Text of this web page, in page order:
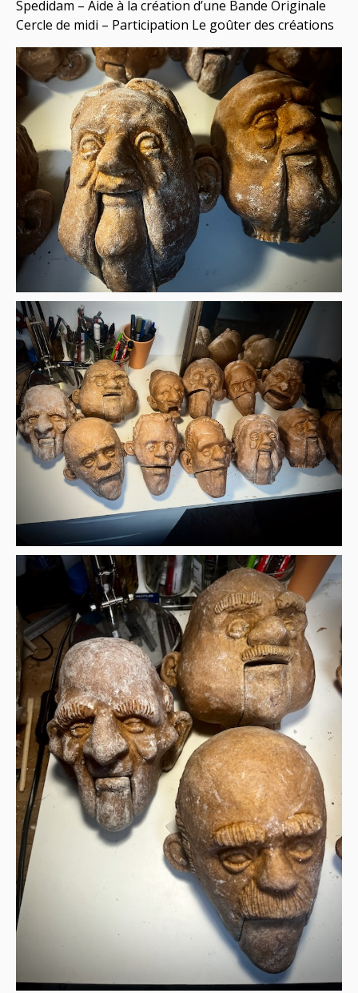
Spedidam – Aide à la création d’une Bande Originale
Cercle de midi – Participation Le goûter des créations